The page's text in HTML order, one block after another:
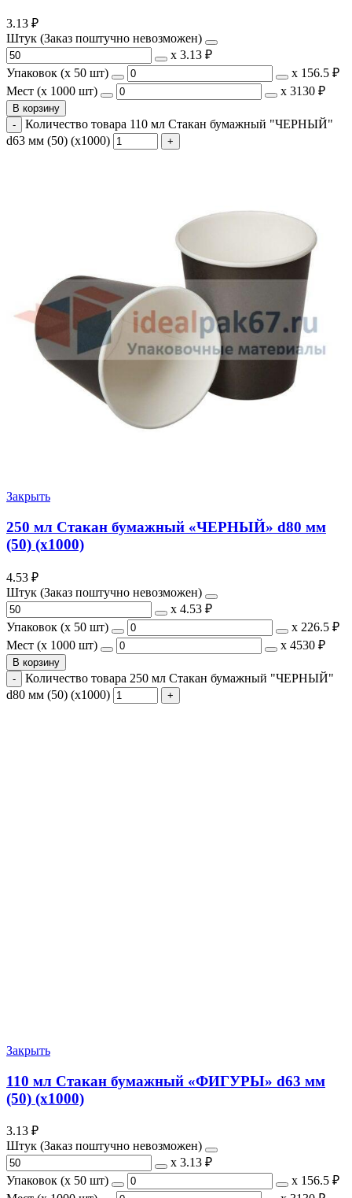
3.13 ₽
Штук (Заказ поштучно невозможен)
х 3.13 ₽
Упаковок (x 50 шт)
х 156.5 ₽
Мест (x 1000 шт)
х 3130 ₽
В корзину
Количество товара 110 мл Стакан бумажный "ЧЕРНЫЙ"
d63 мм (50) (х1000)
Закрыть
250 мл Стакан бумажный «ЧЕРНЫЙ» d80 мм
(50) (х1000)
4.53 ₽
Штук (Заказ поштучно невозможен)
х 4.53 ₽
Упаковок (x 50 шт)
х 226.5 ₽
Мест (x 1000 шт)
х 4530 ₽
В корзину
Количество товара 250 мл Стакан бумажный "ЧЕРНЫЙ"
d80 мм (50) (х1000)
Закрыть
110 мл Стакан бумажный «ФИГУРЫ» d63 мм
(50) (х1000)
3.13 ₽
Штук (Заказ поштучно невозможен)
х 3.13 ₽
Упаковок (x 50 шт)
х 156.5 ₽